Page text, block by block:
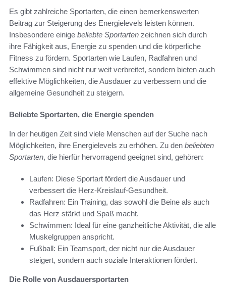
Es gibt zahlreiche Sportarten, die einen bemerkenswerten
Beitrag zur Steigerung des Energielevels leisten können.
Insbesondere einige beliebte Sportarten zeichnen sich durch
ihre Fähigkeit aus, Energie zu spenden und die körperliche
Fitness zu fördern. Sportarten wie Laufen, Radfahren und
Schwimmen sind nicht nur weit verbreitet, sondern bieten auch
effektive Möglichkeiten, die Ausdauer zu verbessern und die
allgemeine Gesundheit zu steigern.
Beliebte Sportarten, die Energie spenden
In der heutigen Zeit sind viele Menschen auf der Suche nach
Möglichkeiten, ihre Energielevels zu erhöhen. Zu den beliebten
Sportarten, die hierfür hervorragend geeignet sind, gehören:
Laufen: Diese Sportart fördert die Ausdauer und
verbessert die Herz-Kreislauf-Gesundheit.
Radfahren: Ein Training, das sowohl die Beine als auch
das Herz stärkt und Spaß macht.
Schwimmen: Ideal für eine ganzheitliche Aktivität, die alle
Muskelgruppen anspricht.
Fußball: Ein Teamsport, der nicht nur die Ausdauer
steigert, sondern auch soziale Interaktionen fördert.
Die Rolle von Ausdauersportarten